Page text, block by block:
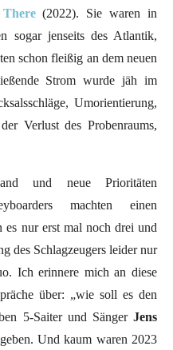
(2022). Sie waren in
sogar jenseits des Atlantik,
schon fleißig an dem neuen
Strom wurde jäh im
Umorientierung,
Verlust des Probenraums,
und neue Prioritäten
machten einen
es nur erst mal noch drei und
des Schlagzeugers leider nur
Ich erinnere mich an diese
über: „wie soll es den
5-Saiter und Sänger Jens
Und kaum waren 2023